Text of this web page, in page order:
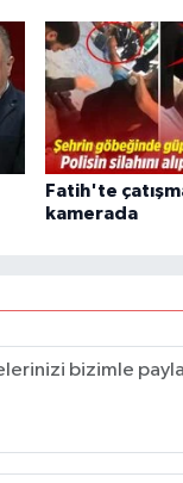
Fatih'te
kamerada